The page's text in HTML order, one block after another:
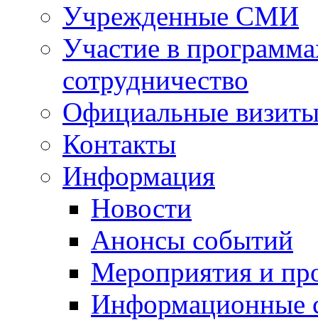
Учрежденные СМИ
Участие в
сотрудничество
Официальные
Контакты
Информация
Новости
Анонсы событий
Мероприятия и
Информационные